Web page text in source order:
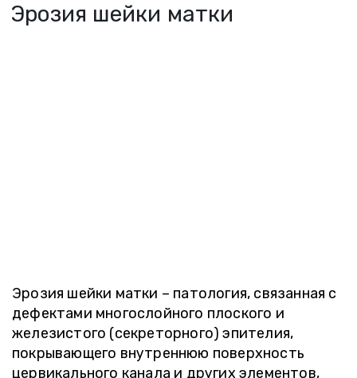
Эрозия шейки матки
Эрозия шейки матки – патология, связанная с
дефектами многослойного плоского и
железистого (секреторного) эпителия,
покрывающего внутреннюю поверхность
цервикального канала и других элементов,